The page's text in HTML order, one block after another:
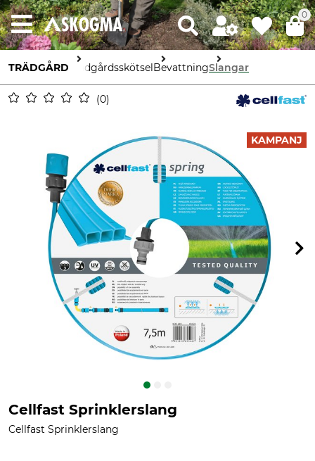
0
TRÄDGÅRD TrädgårdsskötselBevattningSlangar
0
KAMPANJ
Cellfast Sprinklerslang
Cellfast Sprinklerslang